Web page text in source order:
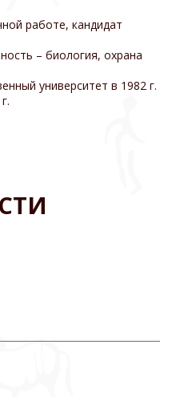
работе, кандидат
– биология, охрана
университет в 1982 г.